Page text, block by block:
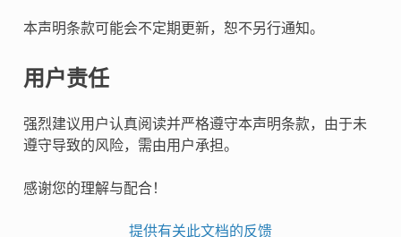
本声明条款可能会不定期更新，恕不另行通知。
用户责任
强烈建议用户认真阅读并严格遵守本声明条款，由于未
遵守导致的风险，需由用户承担。
感谢您的理解与配合！
提供有关此文档的反馈